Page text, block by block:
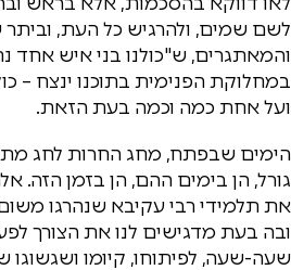
לשם שמים, ולהרגיש כל העת,
והמאתגרים, ש"כולנו בני איש
במחלוקת הפנימית בתוכנו ינצח –
ועל אחת כמה וכמה בעת הזאת.
הימים שבפתח, מחג החרות לחג
גורל, הן בימים ההם, הן בזמן הזה.
את תלמידי רבי עקיבא שנהרגו
ובה בעת מדגישים לנו את הצורך
שעה-שעה, לפיתוחו, קיומו ושגשוגו